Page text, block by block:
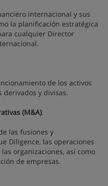
internacional y sus
la planificación estratégica
cualquier Director
de los activos
derivados y divisas.
(M&A).
las fusiones y
Diligence, las operaciones
organizaciones, así como
de empresas.